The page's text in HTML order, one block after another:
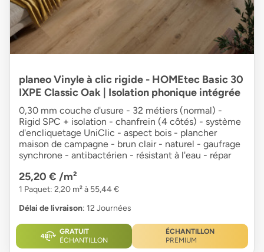
planeo Vinyle à clic rigide - HOMEtec Basic 30
IXPE Classic Oak | Isolation phonique intégrée
0,30 mm couche d'usure - 32 métiers (normal) -
Rigid SPC + isolation - chanfrein (4 côtés) - système
d'encliquetage UniClic - aspect bois - plancher
maison de campagne - brun clair - naturel - gaufrage
synchrone - antibactérien - résistant à l'eau - répar
25,20 € /m²
1 Paquet: 2,20 m² à 55,44 €
Délai de livraison: 12 Journées
GRATUIT
ÉCHANTILLON
ÉCHANTILLON
PREMIUM